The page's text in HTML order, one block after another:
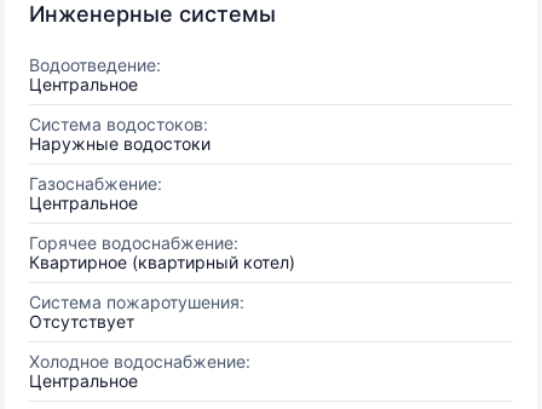
Инженерные системы
Водоотведение:
Центральное
Система водостоков:
Наружные водостоки
Газоснабжение:
Центральное
Горячее водоснабжение:
Квартирное (квартирный котел)
Система пожаротушения:
Отсутствует
Холодное водоснабжение:
Центральное